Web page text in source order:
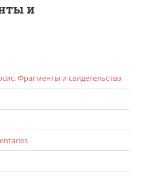
и
Фрагменты и свидетельства